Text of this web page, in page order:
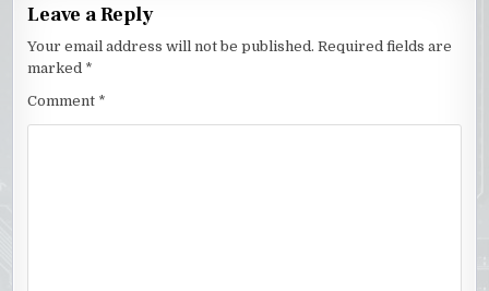
Leave a Reply
Your email address will not be published. Required fields are
marked *
Comment *